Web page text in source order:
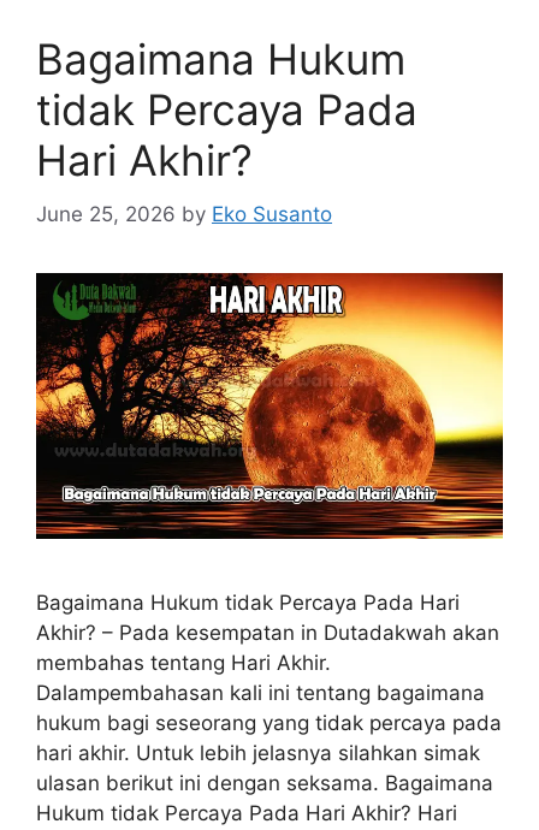
Bagaimana Hukum
tidak Percaya Pada
Hari Akhir?
June 25, 2026 by Eko Susanto
Bagaimana Hukum tidak Percaya Pada Hari
Akhir? – Pada kesempatan in Dutadakwah akan
membahas tentang Hari Akhir.
Dalampembahasan kali ini tentang bagaimana
hukum bagi seseorang yang tidak percaya pada
hari akhir. Untuk lebih jelasnya silahkan simak
ulasan berikut ini dengan seksama. Bagaimana
Hukum tidak Percaya Pada Hari Akhir? Hari